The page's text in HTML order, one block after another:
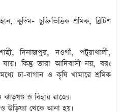
কুড়্মি- চুক্তিভিত্তিক শ্রমিক, ব্রিটিশ
দিনাজপুর, নওগাঁ, পটুয়াখালী,
যায়। কিন্তু তারা আদিবাসী নয়, বরং
চা-বাগান ও কৃষি খামারে শ্রমিক
ও বিহার রাজ্যে।
উড়িষ্যা থেকে আনা হয়।